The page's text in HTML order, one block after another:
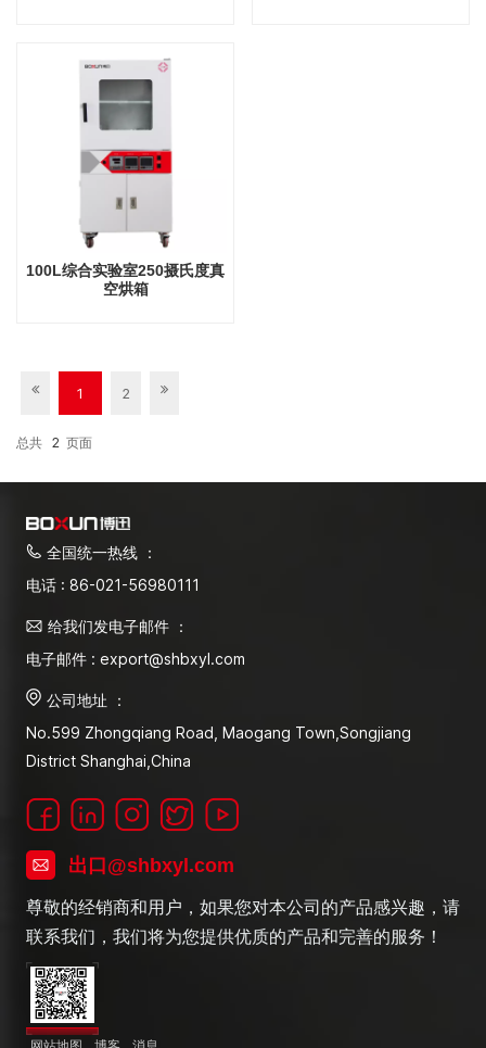
100L综合实验室250摄氏度真
空烘箱
1 2
总共 2 页面
全国统一热线 ：
电话 : 86-021-56980111
给我们发电子邮件 ：
电子邮件 : export@shbxyl.com
公司地址 ：
No.599 Zhongqiang Road, Maogang Town,Songjiang
District Shanghai,China
出口@shbxyl.com
尊敬的经销商和用户，如果您对本公司的产品感兴趣，请
联系我们，我们将为您提供优质的产品和完善的服务！